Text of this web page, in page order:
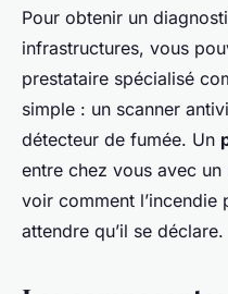
Pour obtenir un
infrastructures, vous
prestataire spécialisé
simple : un scanner
détecteur de fumée. Un
entre chez vous avec
voir comment
attendre qu’il se déclare.